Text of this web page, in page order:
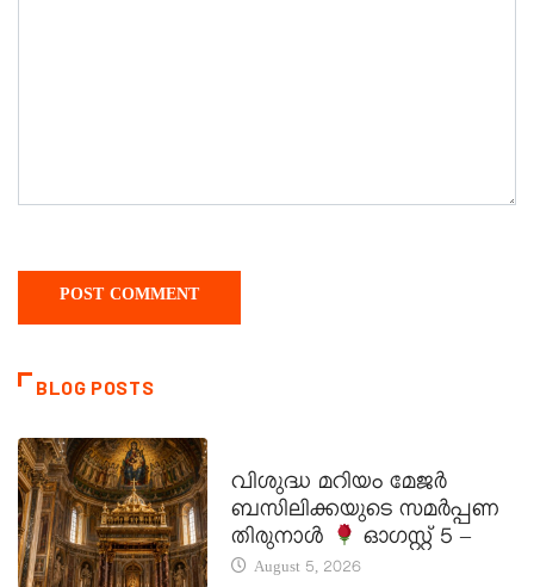
BLOG POSTS
വിശുദ്ധ മറിയം മേജർ
ബസിലിക്കയുടെ സമർപ്പണ
തിരുനാൾ
ഓഗസ്റ്റ് 5 –
August 5, 2026